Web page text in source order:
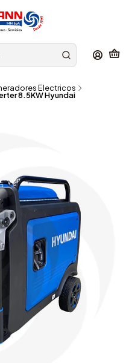
Electricos
8.5KW Hyundai